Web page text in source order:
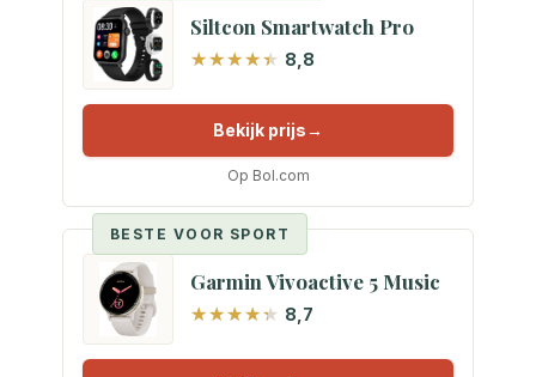
Siltcon Smartwatch Pro
8,8
Bekijk prijs
Op Bol.com
BESTE VOOR SPORT
Garmin Vivoactive 5 Music
8,7